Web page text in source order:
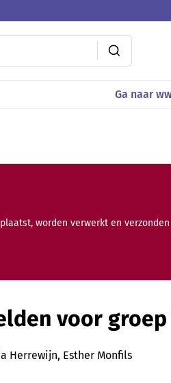
Ga naar
worden verwerkt en
voor groep
Herrewijn, Esther Monfils